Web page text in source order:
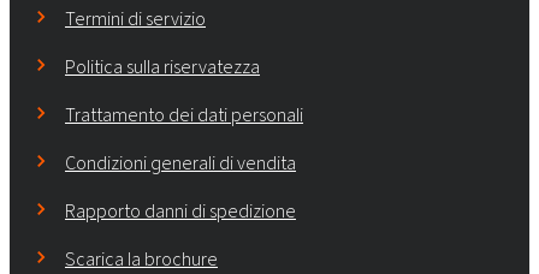
Termini di servizio
Politica sulla riservatezza
Trattamento dei dati personali
Condizioni generali di vendita
Rapporto danni di spedizione
Scarica la brochure